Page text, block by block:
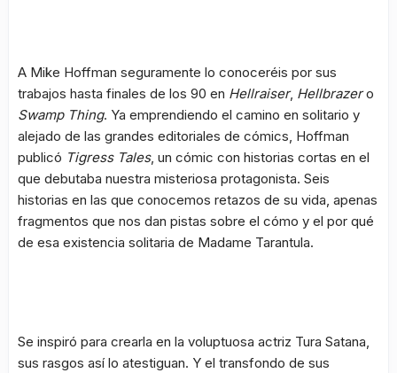
A Mike Hoffman seguramente lo conoceréis por sus
trabajos hasta finales de los 90 en Hellraiser, Hellbrazero
Swamp Thing. Ya emprendiendo el camino en solitario y
alejado de las grandes editoriales de cómics, Hoffman
publicó Tigress Tales, un cómic con historias cortas en el
que debutaba nuestra misteriosa protagonista. Seis
historias en las que conocemos retazos de su vida, apenas
fragmentos que nos dan pistas sobre el cómo y el por qué
de esa existencia solitaria de Madame Tarantula.
Se inspiró para crearla en la voluptuosa actriz Tura Satana,
sus rasgos así lo atestiguan. Y el transfondo de sus